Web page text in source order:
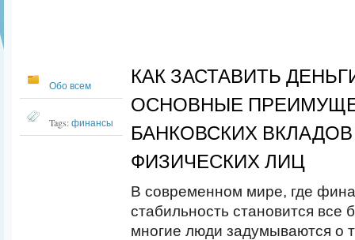
Обо всем
Tags:финансы
КАК ЗАСТАВИТЬ
ОСНОВНЫЕ
БАНКОВСКИХ
ФИЗИЧЕСКИХ ЛИЦ
В современном мире, где
стабильность становится все
многие люди задумываются о